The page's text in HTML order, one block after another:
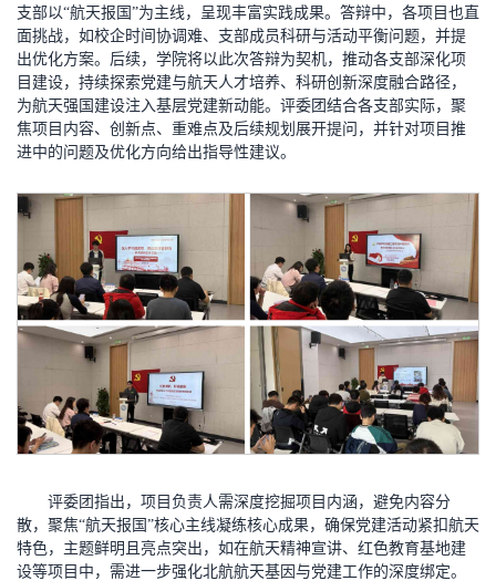
支部以“航天报国”为主线，呈现丰富实践成果。答辩中，各项目也直
面挑战，如校企时间协调难、支部成员科研与活动平衡问题，并提
出优化方案。后续，学院将以此次答辩为契机，推动各支部深化项
目建设，持续探索党建与航天人才培养、科研创新深度融合路径，
为航天强国建设注入基层党建新动能。评委团结合各支部实际，聚
焦项目内容、创新点、重难点及后续规划展开提问，并针对项目推
进中的问题及优化方向给出指导性建议。
评委团指出，项目负责人需深度挖掘项目内涵，避免内容分
散，聚焦“航天报国”核心主线凝练核心成果，确保党建活动紧扣航天
特色，主题鲜明且亮点突出，如在航天精神宣讲、红色教育基地建
设等项目中，需进一步强化北航航天基因与党建工作的深度绑定。